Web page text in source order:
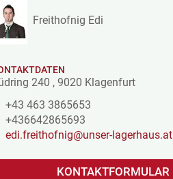
Freithofnig Edi
240 , 9020 Klagenfurt
+43 463 3865653
+436642865693
edi.freithofnig@unser-lagerhaus.at
KONTAKTFORMULAR